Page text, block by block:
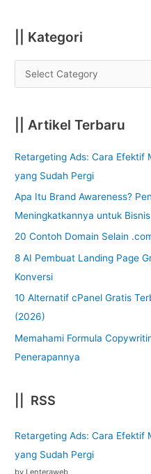
|| Kategori
|| Artikel Terbaru
Retargeting Ads: Cara Efektif
yang Sudah Pergi
Apa Itu Brand Awareness?
Meningkatkannya untuk Bisnis
20 Contoh Domain Selain
8 AI Pembuat Landing Page
Konversi
10 Alternatif cPanel Gratis
(2026)
Memahami Formula
Penerapannya
|| RSS
Retargeting Ads: Cara Efektif
yang Sudah Pergi
by Lenteraweb